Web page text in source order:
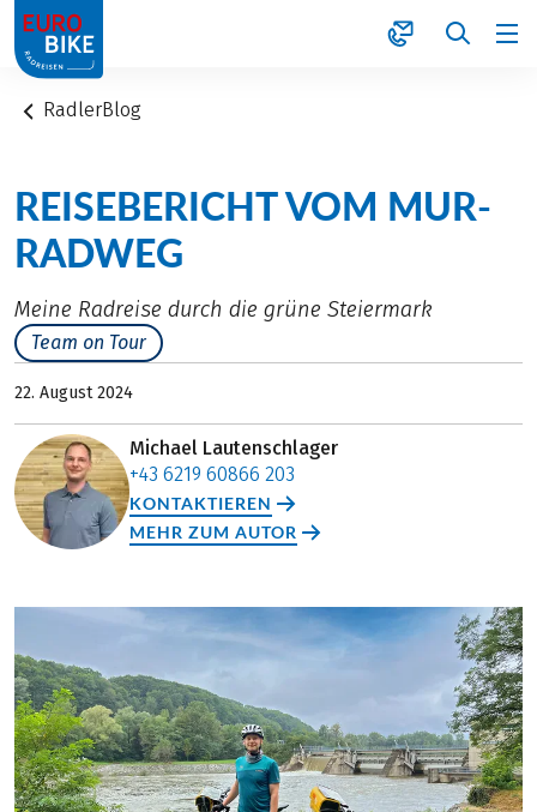
1
RadlerBlog
REISEBERICHT VOM MUR-
RADWEG
Meine Radreise durch die grüne Steiermark
Team on Tour
22. August 2024
Michael Lautenschlager
+43 6219 60866 203
KONTAKTIEREN
MEHR ZUM AUTOR